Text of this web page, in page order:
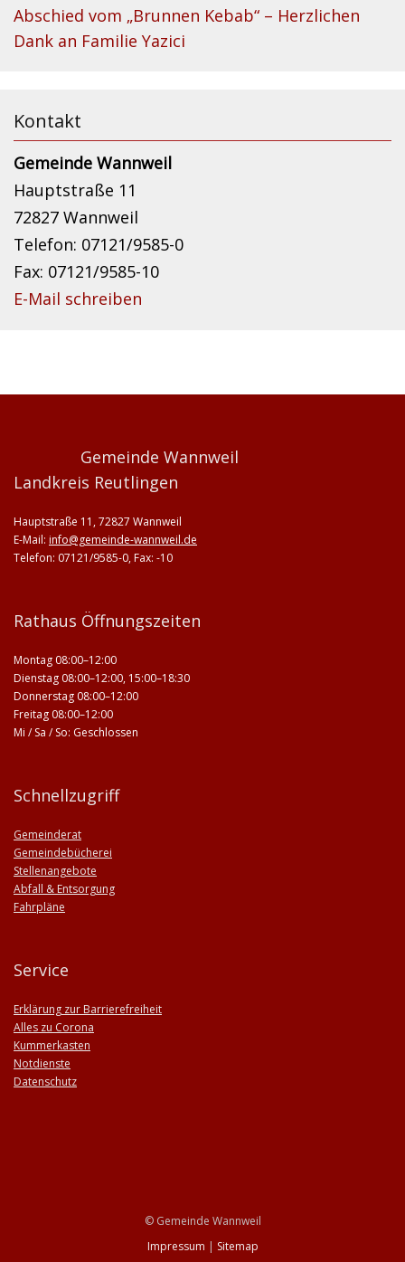
Abschied vom „Brunnen Kebab“ – Herzlichen
Dank an Familie Yazici
Kontakt
Gemeinde Wannweil
Hauptstraße 11
72827 Wannweil
Telefon: 07121/9585-0
Fax: 07121/9585-10
E-Mail schreiben
Gemeinde Wannweil
Landkreis Reutlingen
Hauptstraße 11, 72827 Wannweil
E-Mail: info@gemeinde-wannweil.de
Telefon: 07121/9585-0, Fax: -10
Rathaus Öffnungszeiten
Montag 08:00–12:00
Dienstag 08:00–12:00, 15:00–18:30
Donnerstag 08:00–12:00
Freitag 08:00–12:00
Mi / Sa / So: Geschlossen
Schnellzugriff
Gemeinderat
Gemeindebücherei
Stellenangebote
Abfall & Entsorgung
Fahrpläne
Service
Erklärung zur Barrierefreiheit
Alles zu Corona
Kummerkasten
Notdienste
Datenschutz
© Gemeinde Wannweil
Impressum | Sitemap